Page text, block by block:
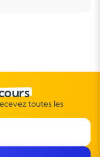
toutes les